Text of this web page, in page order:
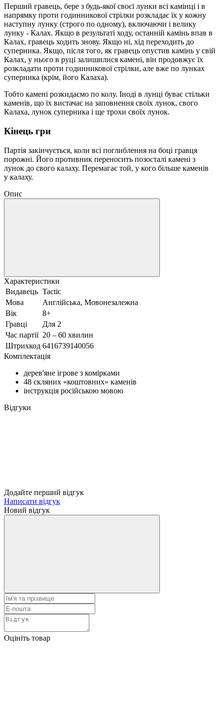
Перший гравець, бере з будь-якої своєї лунки всі камінці і в
напрямку проти годинникової стрілки розкладає їх у кожну
наступну лунку (строго по одному), включаючи і велику
лунку - Калах. Якщо в результаті ходу, останній камінь впав в
Калах, гравець ходить знову. Якщо ні, хід переходить до
суперника. Якщо, після того, як гравець опустив камінь у свій
Калах, у нього в руці залишилися камені, він продовжує їх
розкладати проти годинникової стрілки, але вже по лунках
суперника (крім, його Калаха).
Тобто камені розкидаємо по колу. Іноді в лунці буває стільки
каменів, що їх вистачає на заповнення своїх лунок, свого
Калаха, лунок суперника і ще трохи своїх лунок.
Кінець гри
Партія закінчується, коли всі поглиблення на боці гравця
порожні. Його противник переносить позосталі камені з
лунок до свого калаху. Перемагає той, у кого більше каменів
у калаху.
Опис
Характеристики
Видавець Tactic
Мова
Англійська, Мовонезалежна
Вік
8+
Гравці
Для 2
Час партії 20 – 60 хвилин
Штрихкод 6416739140056
Комплектація
дерев'яне ігрове з комірками
48 скляних «коштовних» каменів
інструкція російською мовою
Відгуки
Додайте перший відгук
Написати відгук
Новий відгук
Оцініть товар